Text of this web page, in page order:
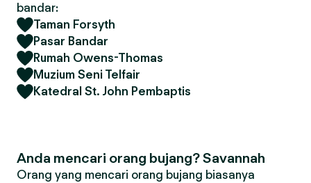
bandar:
Taman Forsyth
Pasar Bandar
Rumah Owens-Thomas
Muzium Seni Telfair
Katedral St. John Pembaptis
Anda mencari orang bujang? Savannah
Orang yang mencari orang bujang biasanya